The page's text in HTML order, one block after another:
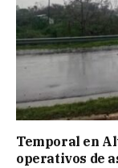
Temporal en
operativos de